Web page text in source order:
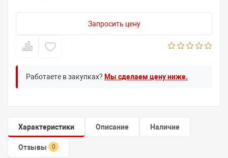
Запросить цену
Работаете в закупках? Мы сделаем цену ниже.
Характеристики Описание Наличие
Отзывы 0